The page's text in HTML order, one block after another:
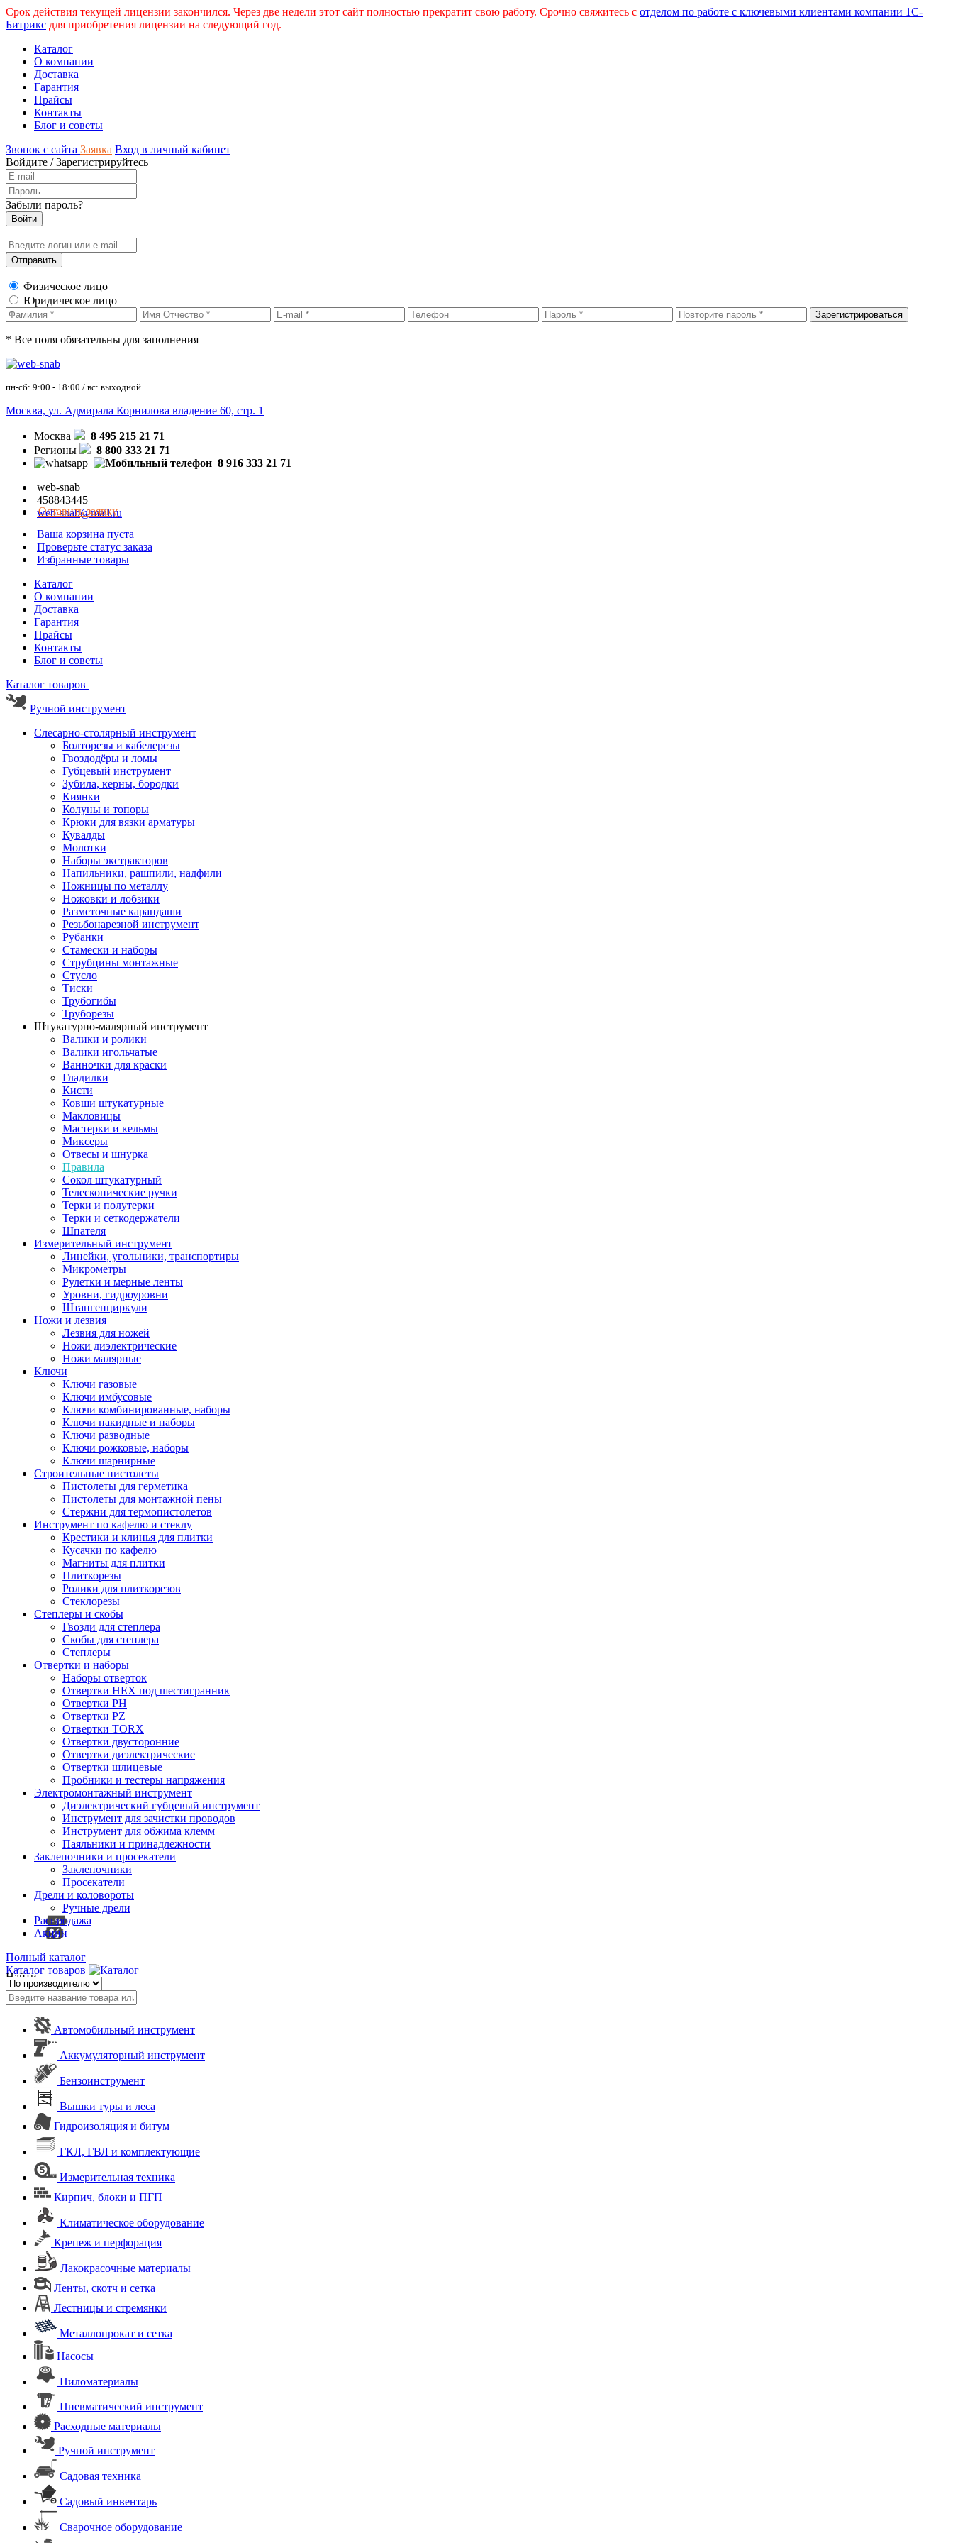
Срок действия текущей лицензии закончился. Через две недели этот сайт полностью прекратит свою работу. Срочно свяжитесь с отделом по работе с ключевыми клиентами компании 1С-
Битрикс для приобретения лицензии на следующий год.
Каталог
О компании
Доставка
Гарантия
Прайсы
Контакты
Блог и советы
Звонок с сайта Заявка Вход в личный кабинет
Войдите /Зарегистрируйтесь
Забыли пароль?
Физическое лицо
Юридическое лицо
* Все поля обязательны для заполнения
пн-сб: 9:00 - 18:00 / вс: выходной
Москва, ул. Адмирала Корнилова владение 60, стр. 1
Москва
8 495 215 21 71
Регионы
8 800 333 21 71
8 916 333 21 71
web-snab
458843445
web-snab@mail.ru
Оставить заявку
Ваша корзина пуста
Проверьте статус заказа
Избранные товары
Каталог
О компании
Доставка
Гарантия
Прайсы
Контакты
Блог и советы
Каталог товаров
Ручной инструмент
Слесарно-столярный инструмент
Болторезы и кабелерезы
Гвоздодёры и ломы
Губцевый инструмент
Зубила, керны, бородки
Киянки
Колуны и топоры
Крюки для вязки арматуры
Кувалды
Молотки
Наборы экстракторов
Напильники, рашпили, надфили
Ножницы по металлу
Ножовки и лобзики
Разметочные карандаши
Резьбонарезной инструмент
Рубанки
Стамески и наборы
Струбцины монтажные
Стусло
Тиски
Трубогибы
Труборезы
Штукатурно-малярный инструмент
Валики и ролики
Валики игольчатые
Ванночки для краски
Гладилки
Кисти
Ковши штукатурные
Макловицы
Мастерки и кельмы
Миксеры
Отвесы и шнурка
Правила
Сокол штукатурный
Телескопические ручки
Терки и полутерки
Терки и сеткодержатели
Шпателя
Измерительный инструмент
Линейки, угольники, транспортиры
Микрометры
Рулетки и мерные ленты
Уровни, гидроуровни
Штангенциркули
Ножи и лезвия
Лезвия для ножей
Ножи диэлектрические
Ножи малярные
Ключи
Ключи газовые
Ключи имбусовые
Ключи комбинированные, наборы
Ключи накидные и наборы
Ключи разводные
Ключи рожковые, наборы
Ключи шарнирные
Строительные пистолеты
Пистолеты для герметика
Пистолеты для монтажной пены
Стержни для термопистолетов
Инструмент по кафелю и стеклу
Крестики и клинья для плитки
Кусачки по кафелю
Магниты для плитки
Плиткорезы
Ролики для плиткорезов
Стеклорезы
Степлеры и скобы
Гвозди для степлера
Скобы для степлера
Степлеры
Отвертки и наборы
Наборы отверток
Отвертки HEX под шестигранник
Отвертки PH
Отвертки PZ
Отвертки TORX
Отвертки двусторонние
Отвертки диэлектрические
Отвертки шлицевые
Пробники и тестеры напряжения
Электромонтажный инструмент
Диэлектрический губцевый инструмент
Инструмент для зачистки проводов
Инструмент для обжима клемм
Паяльники и принадлежности
Заклепочники и просекатели
Заклепочники
Просекатели
Дрели и коловороты
Ручные дрели
Распродажа
Акции
Полный каталог
Каталог товаров
Найти
Автомобильный инструмент
Аккумуляторный инструмент
Бензоинструмент
Вышки туры и леса
Гидроизоляция и битум
ГКЛ, ГВЛ и комплектующие
Измерительная техника
Кирпич, блоки и ПГП
Климатическое оборудование
Крепеж и перфорация
Лакокрасочные материалы
Ленты, скотч и сетка
Лестницы и стремянки
Металлопрокат и сетка
Насосы
Пиломатериалы
Пневматический инструмент
Расходные материалы
Ручной инструмент
Садовая техника
Садовый инвентарь
Сварочное оборудование